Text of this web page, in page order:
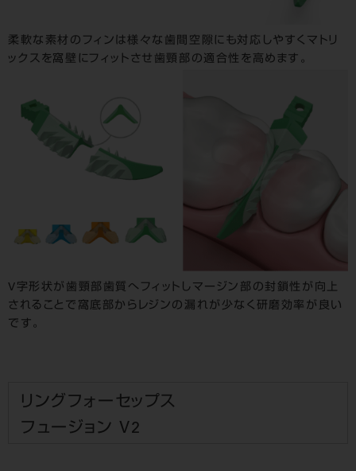
柔軟な素材のフィンは様々な歯間空隙にも対応しやすくマトリ
ックスを窩壁にフィットさせ歯頸部の適合性を高めます。
V字形状が歯頸部歯質へフィットしマージン部の封鎖性が向上
されることで窩底部からレジンの漏れが少なく研磨効率が良い
です。
リングフォーセップス
フュージョン V2